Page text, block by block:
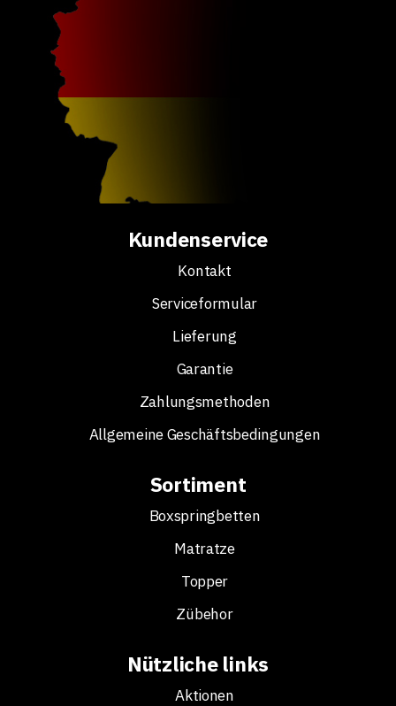
Kundenservice
Kontakt
Serviceformular
Lieferung
Garantie
Zahlungsmethoden
Allgemeine Geschäftsbedingungen
Sortiment
Boxspringbetten
Matratze
Topper
Zübehor
Nützliche links
Aktionen